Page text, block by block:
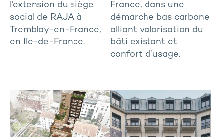
l’extension du siège
social de RAJA à
Tremblay-en-France,
en Ile-de-France.
France, dans une
démarche bas carbone
alliant valorisation du
bâti existant et
confort d’usage.